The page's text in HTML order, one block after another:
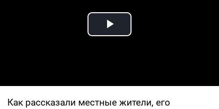
Play Video
Как рассказали местные жители, его